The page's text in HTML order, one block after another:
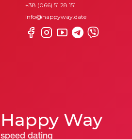
+38 (066) 51 28 151
info@happyway.date
Happy Way
speed dating